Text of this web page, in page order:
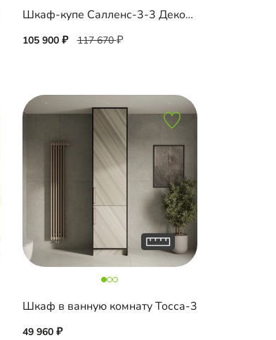
Шкаф-купе Салленс-3-3 Декор 2
105 900 117 670
Шкаф в ванную комнату Тосса-3
49 960